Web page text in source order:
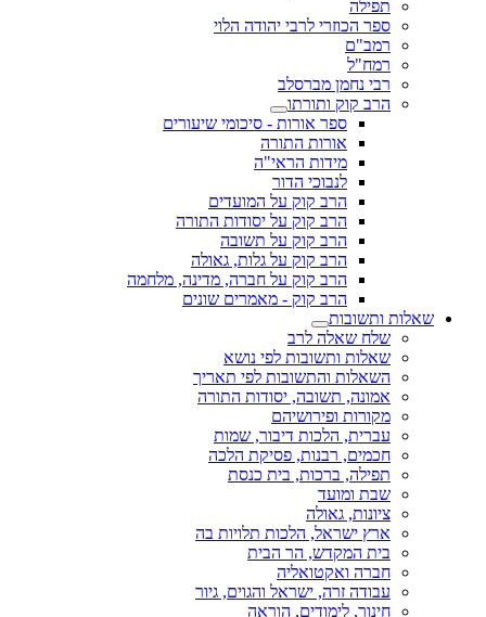
תפילה
ספר הכוזרי לרבי יהודה הלוי
רמב"ם
רמח"ל
רבי נחמן מברסלב
הרב קוק ותורתו
ספר אורות - סיכומי שיעורים
אורות התורה
מידות הראי"ה
לנבוכי הדור
הרב קוק על המועדים
הרב קוק על יסודות התורה
הרב קוק על תשובה
הרב קוק על גלות, גאולה
הרב קוק על חברה, מדינה, מלחמה
הרב קוק - מאמרים שונים
שאלות ותשובות
שלח שאלה לרב
שאלות ותשובות לפי נושא
השאלות והתשובות לפי תאריך
אמונה, תשובה, יסודות התורה
מקורות ופירושיהם
עברית, הלכות דיבור, שמות
חכמים, רבנות, פסיקת הלכה
תפילה, ברכות, בית כנסת
שבת ומועד
ציונות, גאולה
ארץ ישראל, הלכות תלויות בה
בית המקדש, הר הבית
חברה ואקטואליה
עבודה זרה, ישראל והגוים, גיור
חינוך, לימודים, הוראה